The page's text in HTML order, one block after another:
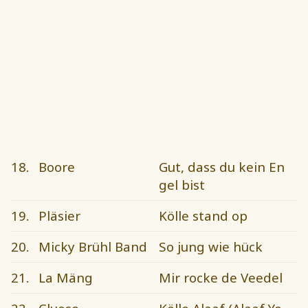
18. Boore
Gut, dass du kein En
gel bist
19.
Pläsier
Kölle stand op
20.
Micky Brühl Band
So jung wie hück
21.
La Mäng
Mir rocke de Veedel